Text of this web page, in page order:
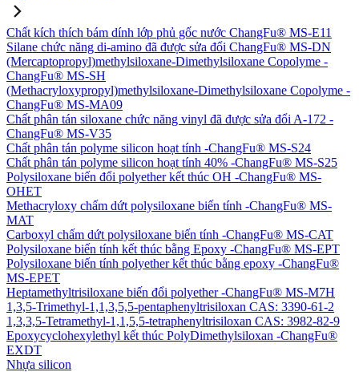
Chất kích thích bám dính lớp phủ gốc nước ChangFu® MS-E11
Silane chức năng di-amino đã được sửa đổi ChangFu® MS-DN
(Mercaptopropyl)methylsiloxane-Dimethylsiloxane Copolyme -
ChangFu® MS-SH
(Methacryloxypropyl)methylsiloxane-Dimethylsiloxane Copolyme -
ChangFu® MS-MA09
Chất phân tán siloxane chức năng vinyl đã được sửa đổi A-172 -
ChangFu® MS-V35
Chất phân tán polyme silicon hoạt tính -ChangFu® MS-S24
Chất phân tán polyme silicon hoạt tính 40% -ChangFu® MS-S25
Polysiloxane biến đổi polyether kết thúc OH -ChangFu® MS-
OHET
Methacryloxy chấm dứt polysiloxane biến tính -ChangFu® MS-
MAT
Carboxyl chấm dứt polysiloxane biến tính -ChangFu® MS-CAT
Polysiloxane biến tính kết thúc bằng Epoxy -ChangFu® MS-EPT
Polysiloxane biến tính polyether kết thúc bằng epoxy -ChangFu®
MS-EPET
Heptamethyltrisiloxane biến đổi polyether -ChangFu® MS-M7H
1,3,5-Trimethyl-1,1,3,5,5-pentaphenyltrisiloxan CAS: 3390-61-2
1,3,3,5-Tetramethyl-1,1,5,5-tetraphenyltrisiloxan CAS: 3982-82-9
Epoxycyclohexylethyl kết thúc PolyDimethylsiloxan -ChangFu®
EXDT
Nhựa silicon